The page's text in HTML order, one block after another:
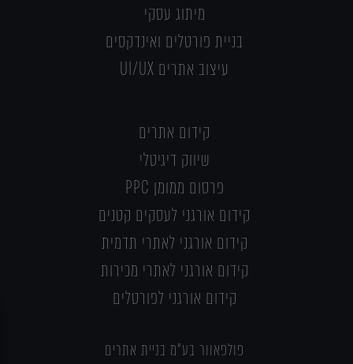
מיתוג עסקי
בניית פורטלים ואינדקסים
עיצוב אתרים UI/UX
קידום אתרים
שיווק דיגיטלי
פרסום ממומן PPC
קידום אורגני לעסקים קטנים
קידום אורגני לאתרי תדמית
קידום אורגני לאתרי מכירות
קידום אורגני לפורטלים
פולפאוור בע"מ בניית אתרים